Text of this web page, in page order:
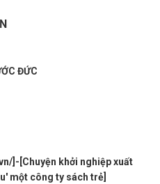
ĐỨC
]-[Chuyện khởi nghiệp xuất
một công ty sách trẻ]